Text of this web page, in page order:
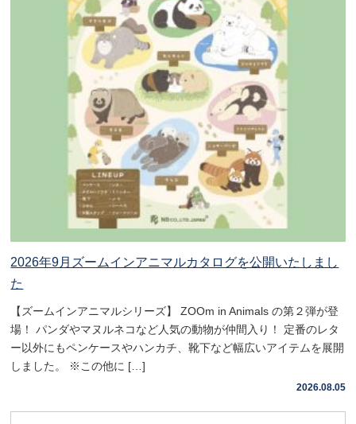
2026年9月ズームインアニマルカタログを公開いたしまし
た
【ズームインアニマルシリーズ】 ZOOm in Animals の第２弾が登
場！ パンダやマヌルネコなど人気の動物が仲間入り！ 定番のレタ
ー以外にもペンケースやハンカチ、靴下など幅広いアイテムを展開
しました。 ※この他に […]
2026.08.05